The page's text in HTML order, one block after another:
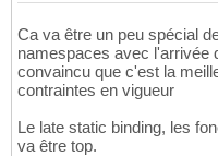
Ca va être un peu spécial
namespaces avec l'arrivée
convaincu que c'est la
contraintes en vigueur
Le late static binding, les
va être top.